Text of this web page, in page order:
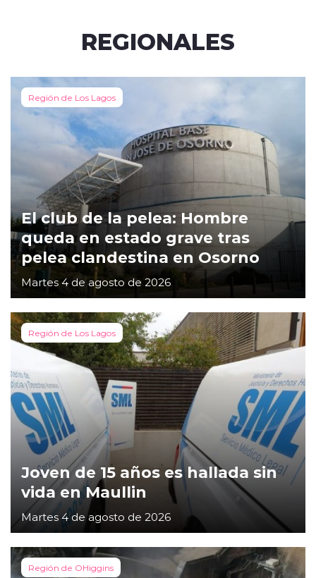
REGIONALES
Región de Los Lagos
El club de la pelea: Hombre
queda en estado grave tras
pelea clandestina en Osorno
Martes 4 de agosto de 2026
Región de Los Lagos
Joven de 15 años es hallada sin
vida en Maullin
Martes 4 de agosto de 2026
Región de OHiggins